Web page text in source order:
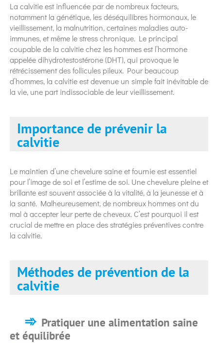
La calvitie est influencée par de nombreux facteurs,
notamment la génétique, les déséquilibres hormonaux, le
vieillissement, la malnutrition, certaines maladies auto-
immunes, et même le stress chronique. Le principal
coupable de la calvitie chez les hommes est l’hormone
appelée dihydrotestostérone (DHT), qui provoque le
rétrécissement des follicules pileux. Pour beaucoup
d’hommes, la calvitie est devenue un simple fait inévitable de
la vie, une part indissociable de leur vieillissement.
Importance de prévenir la
calvitie
Le maintien d’une chevelure saine et fournie est essentiel
pour l’image de soi et l’estime de soi. Une chevelure pleine et
brillante est souvent associée à la vitalité, à la jeunesse et à
la santé. Malheureusement, de nombreux hommes ont du
mal à accepter leur perte de cheveux. C’est pourquoi il est
crucial de mettre en place des stratégies préventives contre
la calvitie.
Méthodes de prévention de la
calvitie
Pratiquer une alimentation saine
et équilibrée